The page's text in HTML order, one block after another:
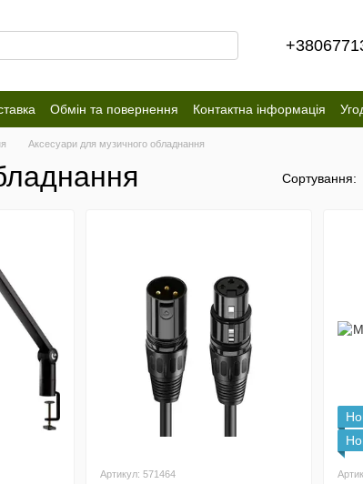
Обмін та повернення Контактна інформація
Аксесуари для музичного обладнання
Сортування:
Артикул: 571464